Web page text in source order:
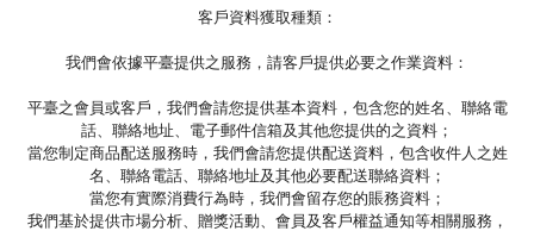
客戶資料獲取種類：
我們會依據平臺提供之服務，請客戶提供必要之作業資料：
平臺之會員或客戶，我們會請您提供基本資料，包含您的姓名、聯絡電
話、聯絡地址、電子郵件信箱及其他您提供的之資料；
當您制定商品配送服務時，我們會請您提供配送資料，包含收件人之姓
名、聯絡電話、聯絡地址及其他必要配送聯絡資料；
當您有實際消費行為時，我們會留存您的賬務資料；
我們基於提供市場分析、贈獎活動、會員及客戶權益通知等相關服務，